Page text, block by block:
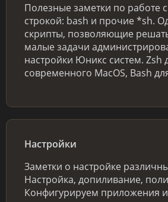
Полезные заметки по работе
строкой: bash и прочие *sh.
скрипты, позволяющие
малые задачи
настройки Юникс систем. Zsh
современного MacOS, Bash
Настройки
Заметки о настройке
Настройка, допиливание,
Конфигурируем приложения